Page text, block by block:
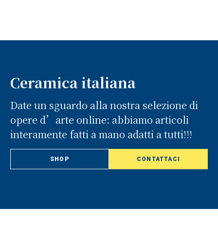
Ceramica italiana
Date un sguardo alla nostra selezione di
opere d’arte online: abbiamo articoli
interamente fatti a mano adatti a tutti!!!
SHOP CONTATTACI